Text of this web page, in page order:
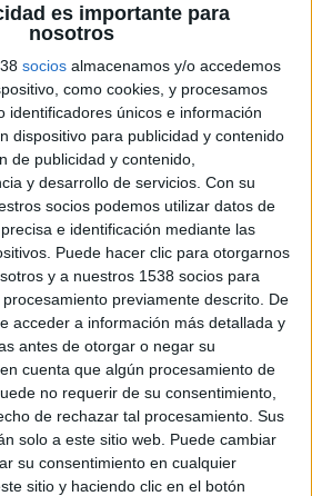
es importante para
nosotros
socios almacenamos y/o accedemos
como cookies, y procesamos
identificadores únicos e información
dispositivo para publicidad y contenido
de publicidad y contenido,
y desarrollo de servicios. Con su
socios podemos utilizar datos de
e identificación mediante las
Puede hacer clic para otorgarnos
y a nuestros 1538 socios para
previamente descrito. De
acceder a información más detallada y
antes de otorgar o negar su
cuenta que algún procesamiento de
no requerir de su consentimiento,
de rechazar tal procesamiento. Sus
solo a este sitio web. Puede cambiar
su consentimiento en cualquier
sitio y haciendo clic en el botón
L’Amb So de Cobla tanca la desena
edició amb més de 2.000 persones als
principals concerts
l'N-II a Garrigàs i
el vehicle
entre dos
a l’AP-7: els
i els venen per